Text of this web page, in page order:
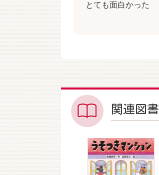
とても面白かった
関連図書